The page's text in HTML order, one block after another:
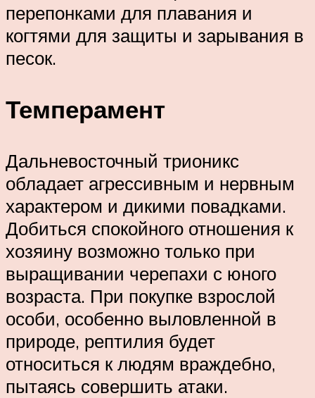
перепонками для плавания и
когтями для защиты и зарывания в
песок.
Темперамент
Дальневосточный трионикс
обладает агрессивным и нервным
характером и дикими повадками.
Добиться спокойного отношения к
хозяину возможно только при
выращивании черепахи с юного
возраста. При покупке взрослой
особи, особенно выловленной в
природе, рептилия будет
относиться к людям враждебно,
пытаясь совершить атаки.